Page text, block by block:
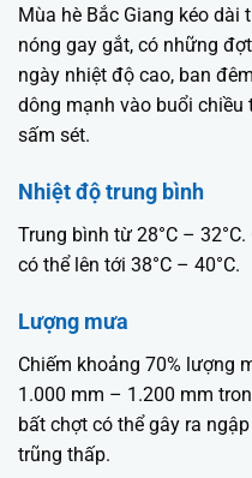
Mùa hè Bắc Giang kéo dài
nóng gay gắt, có những
ngày nhiệt độ cao, ban
dông mạnh vào buổi chiều
sấm sét.
Nhiệt độ trung bình
Trung bình từ 28°C –
có thể lên tới 38°C – 40°C.
Lượng mưa
Chiếm khoảng 70% lượng
1.000 mm – 1.200 mm
bất chợt có thể gây ra
trũng thấp.